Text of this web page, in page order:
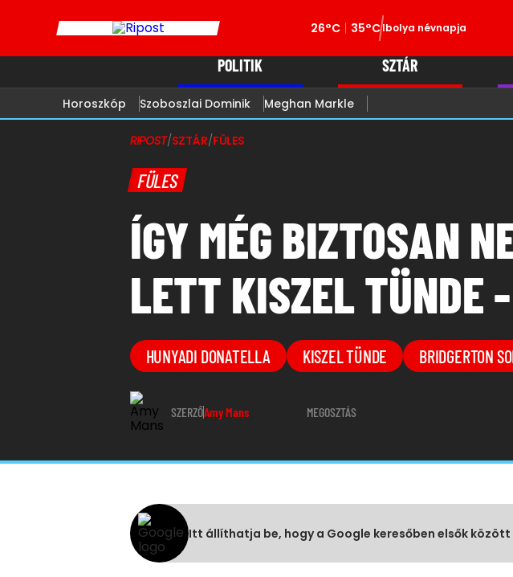
26°C 35°CIbolya névnapja
POLITIK SZTÁR
Horoszkóp Szoboszlai Dominik Meghan Markle
RIPOST/SZTÁR/FÜLES
FÜLES
ÍGY MÉG BIZTOSAN
LETT KISZEL TÜNDE
HUNYADI DONATELLA KISZEL TÜNDE BRIDGERTON
SZERZŐAmy Mans MEGOSZTÁS
Itt állíthatja be, hogy a Google keresőben elsők között